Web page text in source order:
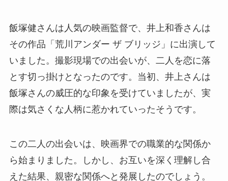
飯塚健さんは人気の映画監督で、井上和香さんは
その作品「荒川アンダー ザ ブリッジ」に出演して
いました。撮影現場での出会いが、二人を恋に落
とす切っ掛けとなったのです。当初、井上さんは
飯塚さんの威圧的な印象を受けていましたが、実
際は気さくな人柄に惹かれていったそうです。
この二人の出会いは、映画界での職業的な関係か
ら始まりました。しかし、お互いを深く理解し合
えた結果、親密な関係へと発展したのでしょう。